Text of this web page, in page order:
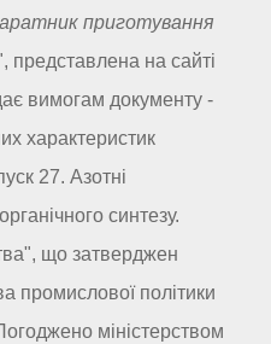
приготування
представлена на сайті
вимогам документу -
характеристик
27. Азотні
синтезу.
що затверджен
промислової політики
міністерством